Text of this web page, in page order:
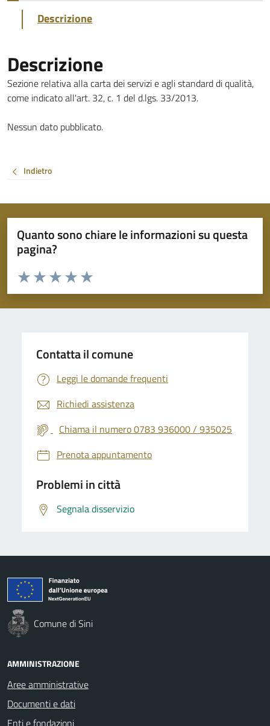
Descrizione
Descrizione
Sezione relativa alla carta dei servizi e agli standard di qualità,
come indicato all'art. 32, c. 1 del d.lgs. 33/2013.
Nessun dato pubblicato.
Indietro
Quanto sono chiare le informazioni su questa
pagina?
Valuta da 1 a 5 stelle la pagina
Valuta 5 stelle su 5
Valuta 4 stelle su 5
Valuta 3 stelle su 5
Valuta 2 stelle su 5
Valuta 1 stelle su 5
Contatta il comune
Leggi le domande frequenti
Richiedi assistenza
Chiama il numero 0783 936000 / 935025
Prenota appuntamento
Problemi in città
Segnala disservizio
Comune di Sini
AMMINISTRAZIONE
Aree amministrative
Documenti e dati
Enti e fondazioni